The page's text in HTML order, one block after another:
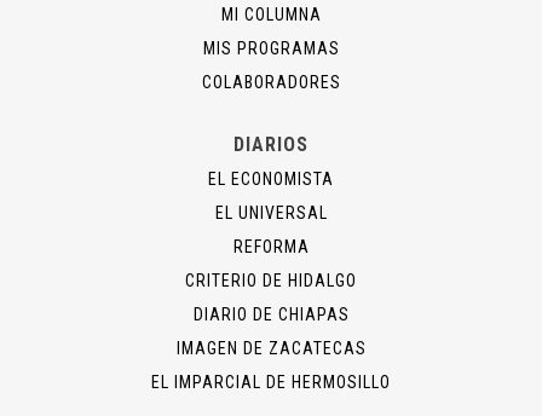
MI COLUMNA
MIS PROGRAMAS
COLABORADORES
DIARIOS
EL ECONOMISTA
EL UNIVERSAL
REFORMA
CRITERIO DE HIDALGO
DIARIO DE CHIAPAS
IMAGEN DE ZACATECAS
EL IMPARCIAL DE HERMOSILLO